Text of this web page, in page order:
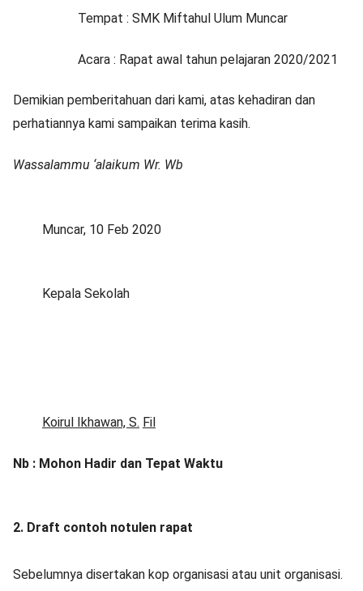
Tempat : SMK Miftahul Ulum Muncar
Acara : Rapat awal tahun pelajaran 2020/2021
Demikian pemberitahuan dari kami, atas kehadiran dan
perhatiannya kami sampaikan terima kasih.
Wassalammu ‘alaikum Wr. Wb
Muncar, 10 Feb 2020
Kepala Sekolah
Koirul Ikhawan, S. Fil
Nb : Mohon Hadir dan Tepat Waktu
2. Draft contoh notulen rapat
Sebelumnya disertakan kop organisasi atau unit organisasi.